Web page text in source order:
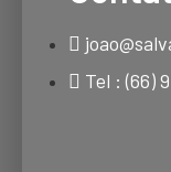
Tel : (66)